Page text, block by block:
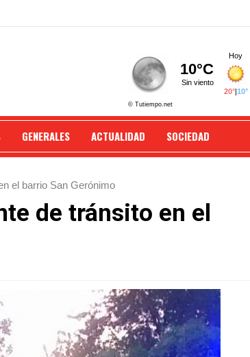
GENERALES ACTUALIDAD SOCIEDAD
el barrio San Gerónimo
de tránsito en el